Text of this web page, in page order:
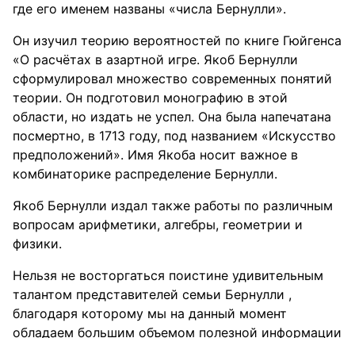
где его именем названы «числа Бернулли».
Он изучил теорию вероятностей по книге Гюйгенса
«О расчётах в азартной игре. Якоб Бернулли
сформулировал множество современных понятий
теории. Он подготовил монографию в этой
области, но издать не успел. Она была напечатана
посмертно, в 1713 году, под названием «Искусство
предположений». Имя Якоба носит важное в
комбинаторике распределение Бернулли.
Якоб Бернулли издал также работы по различным
вопросам арифметики, алгебры, геометрии и
физики.
Нельзя не восторгаться поистине удивительным
талантом представителей семьи Бернулли ,
благодаря которому мы на данный момент
обладаем большим объемом полезной информации